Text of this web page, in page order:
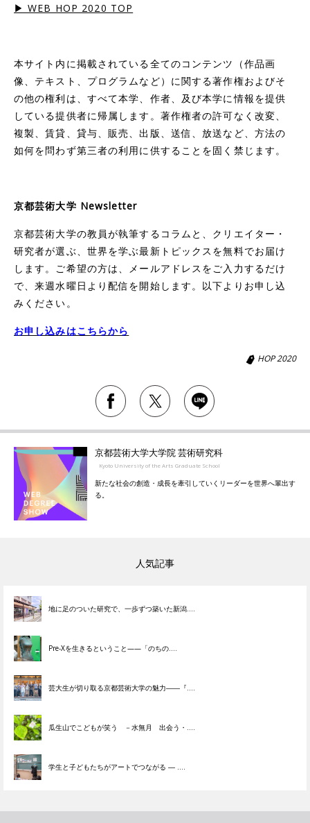
▶︎ WEB HOP 2020 TOP
本サイト内に掲載されている全てのコンテンツ（作品画
像、テキスト、プログラムなど）に関する著作権およびそ
の他の権利は、すべて本学、作者、及び本学に情報を提供
している提供者に帰属します。著作権者の許可なく改変、
複製、賃貸、貸与、販売、出版、送信、放送など、方法の
如何を問わず第三者の利用に供することを固く禁じます。
京都芸術大学 Newsletter
京都芸術大学の教員が執筆するコラムと、クリエイター・
研究者が選ぶ、世界を学ぶ最新トピックスを無料でお届け
します。ご希望の方は、メールアドレスをご入力するだけ
で、来週水曜日より配信を開始します。以下よりお申し込
みください。
お申し込みはこちらから
HOP 2020
京都芸術大学大学院 芸術研究科
Kyoto University of the Arts Graduate School
新たな社会の創造・成長を牽引していくリーダーを世界へ輩出す
る。
人気記事
地に足のついた研究で、一歩ずつ築いた新潟....
Pre-Xを生きるということ——「のちの....
芸大生が切り取る京都芸術大学の魅力――『....
瓜生山でこどもが笑う －水無月 出会う・....
学生と子どもたちがアートでつながる ― ....